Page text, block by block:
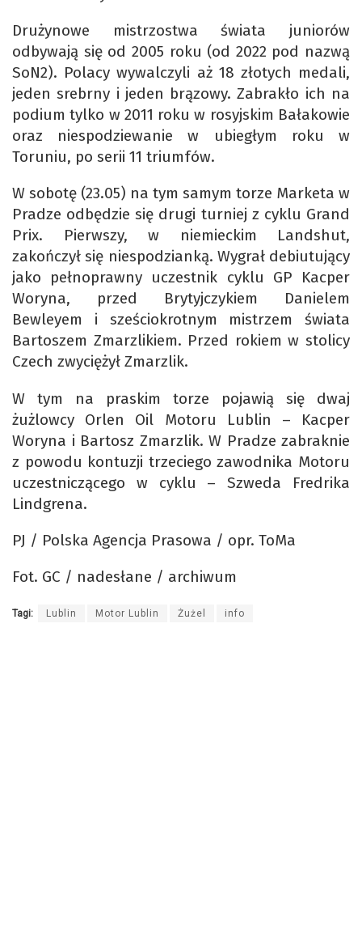
Drużynowe mistrzostwa świata juniorów
odbywają się od 2005 roku (od 2022 pod nazwą
SoN2). Polacy wywalczyli aż 18 złotych medali,
jeden srebrny i jeden brązowy. Zabrakło ich na
podium tylko w 2011 roku w rosyjskim Bałakowie
oraz niespodziewanie w ubiegłym roku w
Toruniu, po serii 11 triumfów.
W sobotę (23.05) na tym samym torze Marketa w
Pradze odbędzie się drugi turniej z cyklu Grand
Prix. Pierwszy, w niemieckim Landshut,
zakończył się niespodzianką. Wygrał debiutujący
jako pełnoprawny uczestnik cyklu GP Kacper
Woryna, przed Brytyjczykiem Danielem
Bewleyem i sześciokrotnym mistrzem świata
Bartoszem Zmarzlikiem. Przed rokiem w stolicy
Czech zwyciężył Zmarzlik.
W tym na praskim torze pojawią się dwaj
żużlowcy Orlen Oil Motoru Lublin – Kacper
Woryna i Bartosz Zmarzlik. W Pradze zabraknie
z powodu kontuzji trzeciego zawodnika Motoru
uczestniczącego w cyklu – Szweda Fredrika
Lindgrena.
PJ / Polska Agencja Prasowa / opr. ToMa
Fot. GC / nadesłane / archiwum
Tagi: Lublin Motor Lublin Żużel info